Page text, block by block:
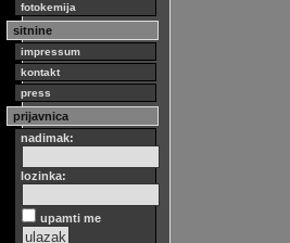
fotokemija
sitnine
impressum
kontakt
press
prijavnica
nadimak:
lozinka:
upamti me